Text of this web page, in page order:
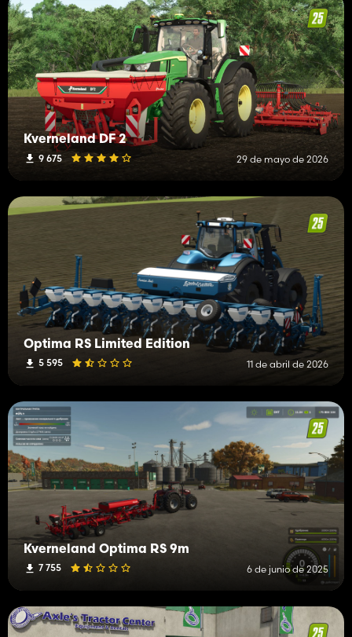
Kverneland DF 2
9 675 29 de mayo de 2026
Optima RS Limited Edition
5 595 11 de abril de 2026
Kverneland Optima RS 9m
7 755 6 de junio de 2025